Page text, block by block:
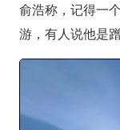
俞浩称，记得一
游，有人说他是蹭